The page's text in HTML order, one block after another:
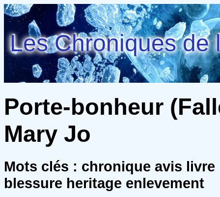
Les Chroniques de
Porte-bonheur
Mary Jo
Mots clés : chronique avis
blessure heritage enlevement